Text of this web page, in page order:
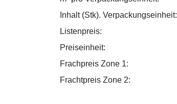
Inhalt (Stk). Verpackungseinheit:
Listenpreis:
Preiseinheit:
Frachpreis Zone 1:
Frachtpreis Zone 2: